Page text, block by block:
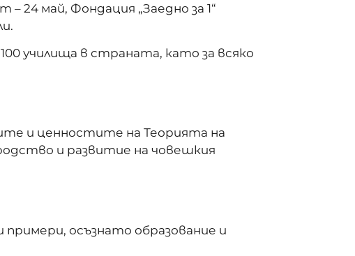
24 май, Фондация „Заедно за 1“
училища в страната, като за всяко
и ценностите на Теорията на
и развитие на човешкия
осъзнато образование и